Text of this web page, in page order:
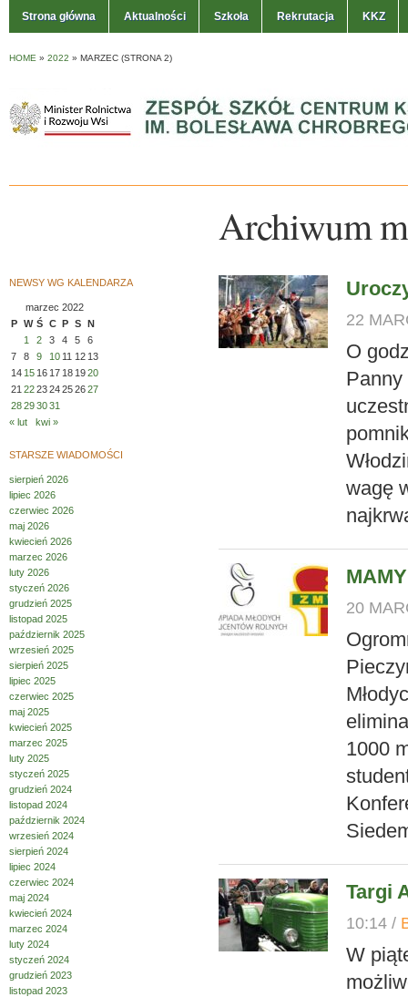
Strona główna Aktualności Szkoła Rekrutacja KKZ
HOME » 2022 » MARZEC (STRONA 2)
Archiwum
NEWSY WG KALENDARZA
marzec 2022
P W Ś C P S N
1
2 3 4 5
6
7
8 9 10 11 12 13
14 15 16 17 18 1920
21 222324252627
28293031
« lut
kwi »
STARSZE WIADOMOŚCI
sierpień 2026
lipiec 2026
czerwiec 2026
maj 2026
kwiecień 2026
marzec 2026
luty 2026
styczeń 2026
grudzień 2025
listopad 2025
październik 2025
wrzesień 2025
sierpień 2025
lipiec 2025
czerwiec 2025
maj 2025
kwiecień 2025
marzec 2025
luty 2025
styczeń 2025
grudzień 2024
listopad 2024
październik 2024
wrzesień 2024
sierpień 2024
lipiec 2024
czerwiec 2024
maj 2024
kwiecień 2024
marzec 2024
luty 2024
styczeń 2024
grudzień 2023
listopad 2023
22
O
Panny
wagę
20
1000
Targi
10:14 /
W